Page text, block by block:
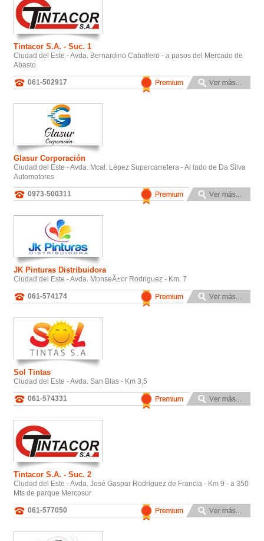
Tintacor S.A. - Suc. 1
Ciudad del Este - Avda. Bernardino Caballero - a pasos del Mercado de
Abasto
061-502917
Glasur Corporación
Ciudad del Este - Avda. Mcal. Lépez Supercarretera - Al lado de Da Silva
Automotores
0973-500311
JK Pinturas Distribuidora
Ciudad del Este - Avda. MonseÃ±or Rodriguez - Km. 7
061-574174
Sol Tintas
Ciudad del Este - Avda. San Blas - Km 3,5
061-574331
Tintacor S.A. - Suc. 2
Ciudad del Este - Avda. José Gaspar Rodriguez de Francia - Km 9 - a 350
Mts de parque Mercosur
061-577050